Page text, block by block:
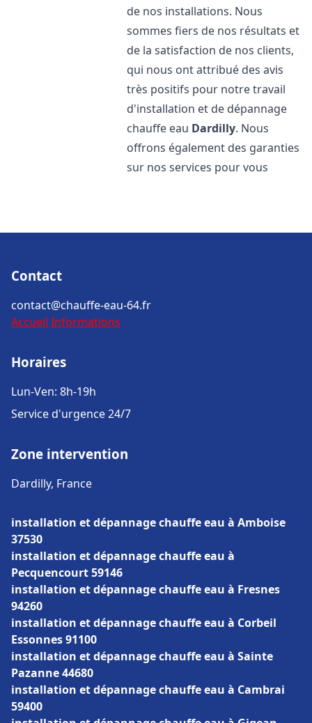
de nos installations. Nous
sommes fiers de nos résultats et
de la satisfaction de nos clients,
qui nous ont attribué des avis
très positifs pour notre travail
d'installation et de dépannage
chauffe eau Dardilly. Nous
offrons également des garanties
sur nos services pour vous
Contact
contact@chauffe-eau-64.fr
Accueil Informations
Horaires
Lun-Ven: 8h-19h
Service d'urgence 24/7
Zone intervention
Dardilly, France
installation et dépannage chauffe eau à Amboise
37530
installation et dépannage chauffe eau à
Pecquencourt 59146
installation et dépannage chauffe eau à Fresnes
94260
installation et dépannage chauffe eau à Corbeil
Essonnes 91100
installation et dépannage chauffe eau à Sainte
Pazanne 44680
installation et dépannage chauffe eau à Cambrai
59400